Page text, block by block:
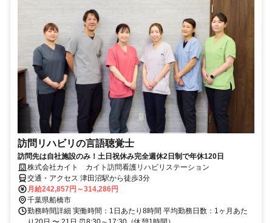
訪問リハビリの言語聴覚士
訪問先は自社施設のみ！土日祝休み完全週休2日制で年休120日
株式会社カイト カイト訪問看護リハビリステーション
交通・アクセス 津田沼駅から徒歩3分
月給242,857円～314,286円
千葉県船橋市
勤務時間詳細 実働時間：1日あたり8時間 平均勤務日数：1ヶ月あた